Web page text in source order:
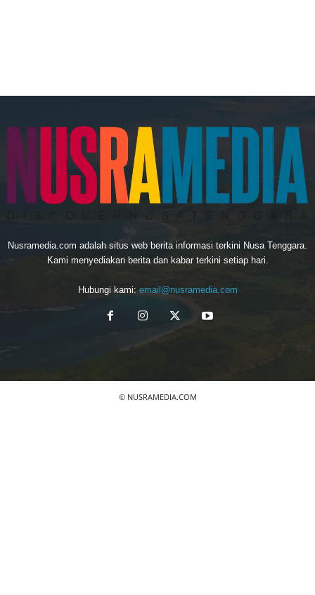
Nusramedia.com adalah situs web berita informasi terkini Nusa Tenggara.
Kami menyediakan berita dan kabar terkini setiap hari.
Hubungi kami: email@nusramedia.com
© NUSRAMEDIA.COM